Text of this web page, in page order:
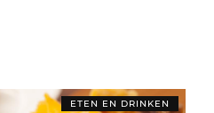
ETEN EN DRINKEN